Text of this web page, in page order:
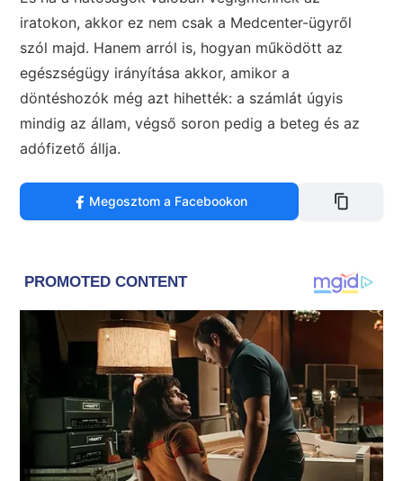
iratokon, akkor ez nem csak a Medcenter-ügyről
szól majd. Hanem arról is, hogyan működött az
egészségügy irányítása akkor, amikor a
döntéshozók még azt hihették: a számlát úgyis
mindig az állam, végső soron pedig a beteg és az
adófizető állja.
Megosztom a Facebookon